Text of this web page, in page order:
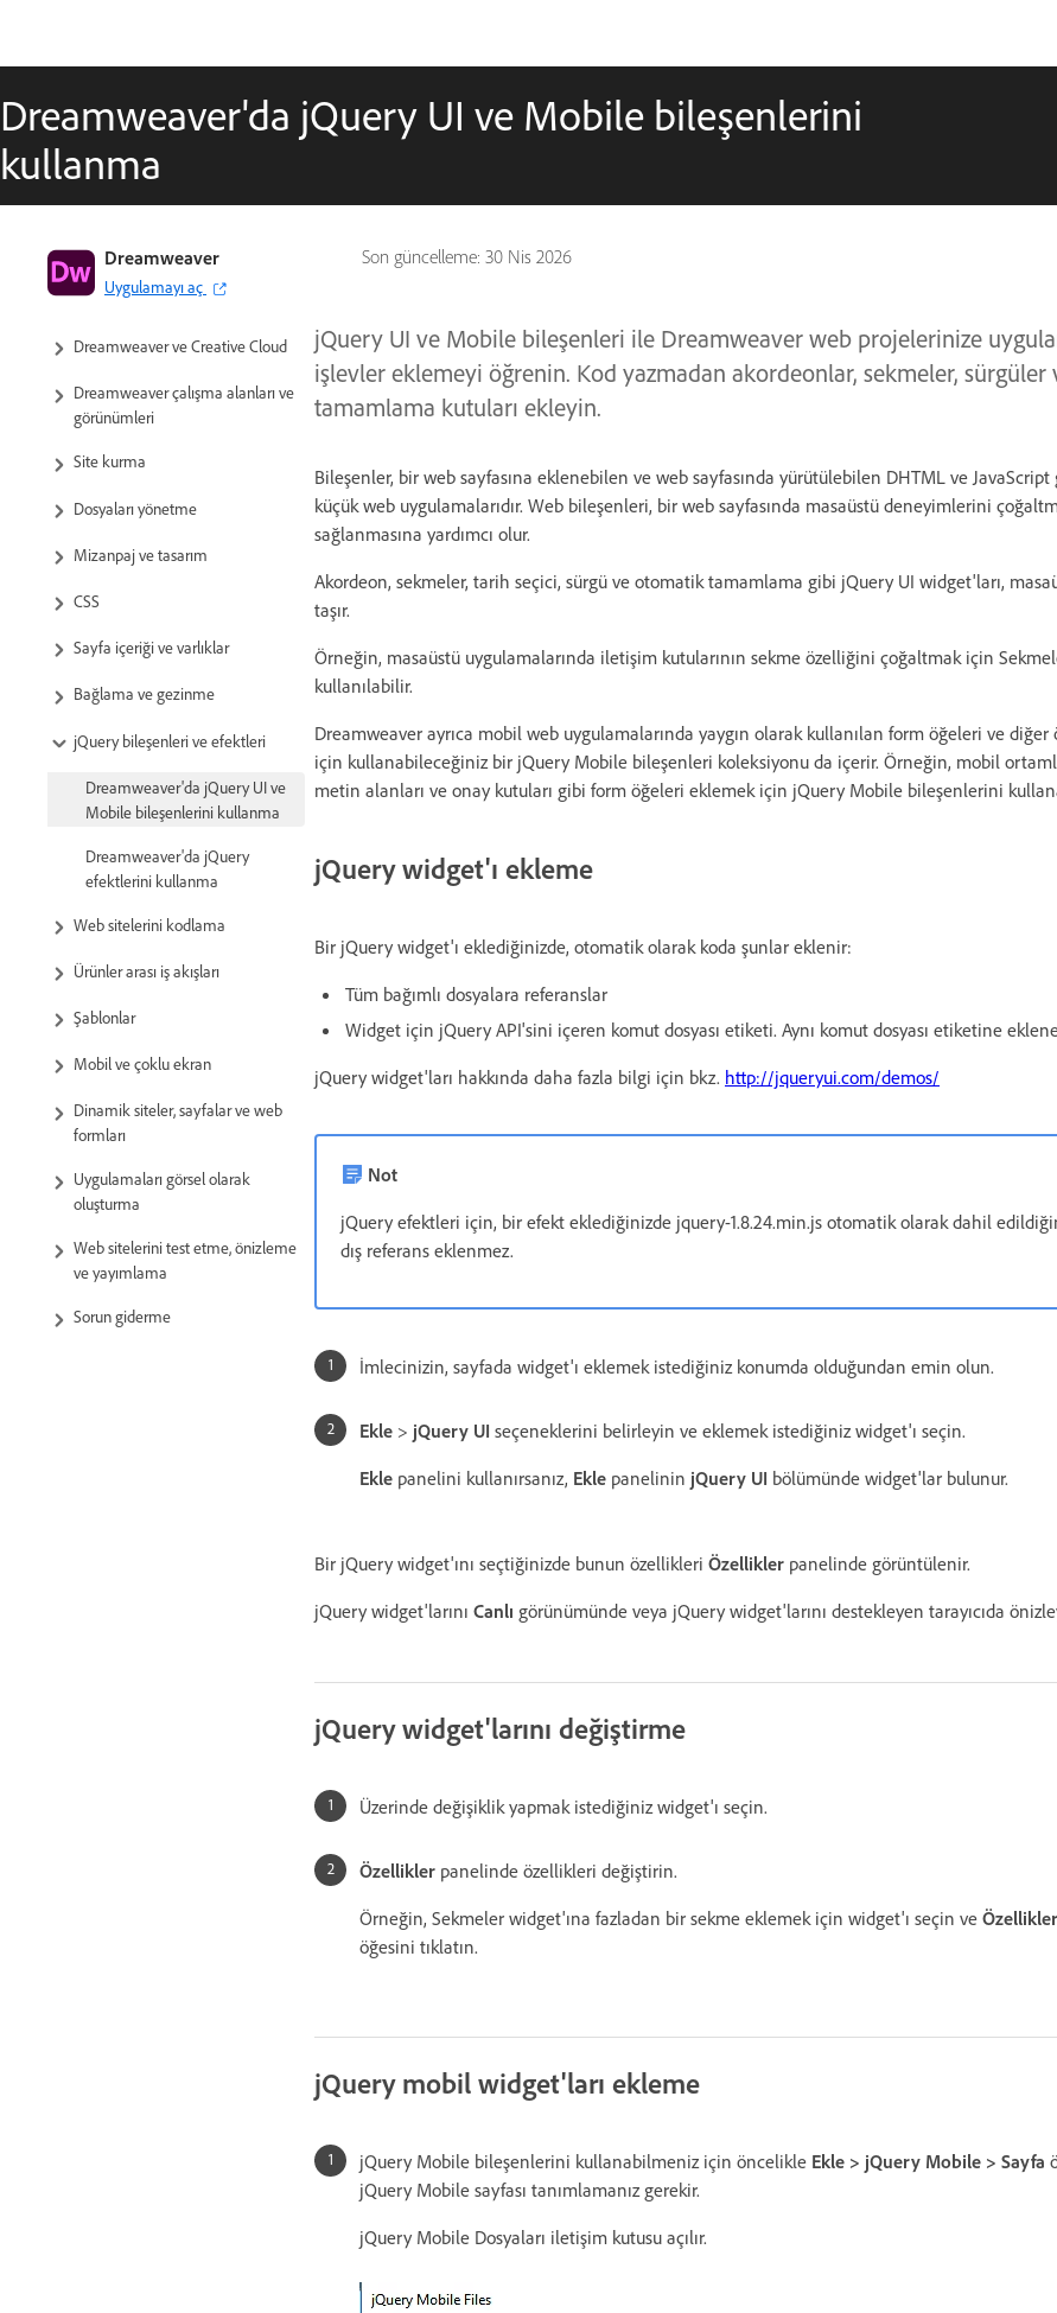
Dreamweaver'da jQuery UI ve Mobile bileşenlerini
kullanma
Son güncelleme: 30 Nis 2026
Dreamweaver
Uygulamayı aç
Dreamweaver Kullanıcı Kılavuzu
Giriş
Dreamweaver ve Creative Cloud
Dreamweaver çalışma alanları ve
görünümleri
Site kurma
Dosyaları yönetme
Mizanpaj ve tasarım
CSS
Sayfa içeriği ve varlıklar
Bağlama ve gezinme
jQuery bileşenleri ve efektleri
Dreamweaver'da jQuery UI ve
Mobile bileşenlerini kullanma
Dreamweaver'da jQuery
efektlerini kullanma
Web sitelerini kodlama
Ürünler arası iş akışları
Şablonlar
Mobil ve çoklu ekran
Dinamik siteler, sayfalar ve web
formları
Uygulamaları görsel olarak
oluşturma
Web sitelerini test etme, önizleme
ve yayımlama
Sorun giderme
jQuery UI ve Mobile bileşenleri ile Dreamweaver web projelerinize
işlevler eklemeyi öğrenin. Kod yazmadan akordeonlar, sekmeler,
tamamlama kutuları ekleyin.
Bileşenler, bir web sayfasına eklenebilen ve web sayfasında yürütülebilen DHTML ve JavaScript
küçük web uygulamalarıdır. Web bileşenleri, bir web sayfasında masaüstü deneyimlerini
sağlanmasına yardımcı olur.
Akordeon, sekmeler, tarih seçici, sürgü ve otomatik tamamlama gibi jQuery UI widget'ları,
taşır.
Örneğin, masaüstü uygulamalarında iletişim kutularının sekme özelliğini çoğaltmak için
kullanılabilir.
Dreamweaver ayrıca mobil web uygulamalarında yaygın olarak kullanılan form öğeleri ve
için kullanabileceğiniz bir jQuery Mobile bileşenleri koleksiyonu da içerir. Örneğin, mobil
metin alanları ve onay kutuları gibi form öğeleri eklemek için jQuery Mobile bileşenlerini
jQuery widget'ı ekleme
Bir jQuery widget'ı eklediğinizde, otomatik olarak koda şunlar eklenir:
Tüm bağımlı dosyalara referanslar
Widget için jQuery API'sini içeren komut dosyası etiketi. Aynı komut dosyası etiketine
jQuery widget'ları hakkında daha fazla bilgi için bkz. http://jqueryui.com/demos/
Not
jQuery efektleri için, bir efekt eklediğinizde jquery-1.8.24.min.js otomatik olarak dahil
dış referans eklenmez.
İmlecinizin, sayfada widget'ı eklemek istediğiniz konumda olduğundan emin olun.
Ekle > jQuery UI seçeneklerini belirleyin ve eklemek istediğiniz widget'ı seçin.
Ekle panelini kullanırsanız, Ekle panelinin jQuery UI bölümünde widget'lar bulunur.
Bir jQuery widget'ını seçtiğinizde bunun özellikleri Özellikler panelinde görüntülenir.
jQuery widget'larını Canlı görünümünde veya jQuery widget'larını destekleyen tarayıcıda
jQuery widget'larını değiştirme
Üzerinde değişiklik yapmak istediğiniz widget'ı seçin.
Özellikler panelinde özellikleri değiştirin.
Örneğin, Sekmeler widget'ına fazladan bir sekme eklemek için widget'ı seçin ve Özellikler
öğesini tıklatın.
jQuery mobil widget'ları ekleme
jQuery Mobile bileşenlerini kullanabilmeniz için öncelikle Ekle > jQuery Mobile > Sayfa
jQuery Mobile sayfası tanımlamanız gerekir.
jQuery Mobile Dosyaları iletişim kutusu açılır.